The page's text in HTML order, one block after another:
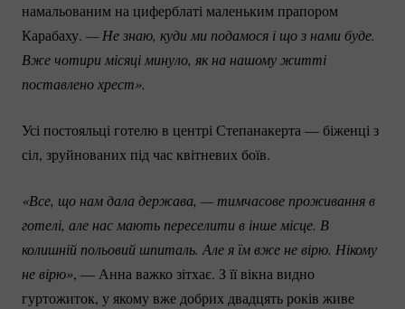
намальованим на циферблаті маленьким прапором
Карабаху. — Не знаю, куди ми подамося і що з нами буде.
Вже чотири місяці минуло, як на нашому житті
поставлено хрест».
Усі постояльці готелю в центрі Степанакерта — біженці з
сіл, зруйнованих під час квітневих боїв.
«Все, що нам дала держава, — тимчасове проживання в
готелі, але нас мають переселити в інше місце. В
колишній польовий шпиталь. Але я їм вже не вірю. Нікому
не вірю», — Анна важко зітхає. З її вікна видно
гуртожиток, у якому вже добрих двадцять років живе